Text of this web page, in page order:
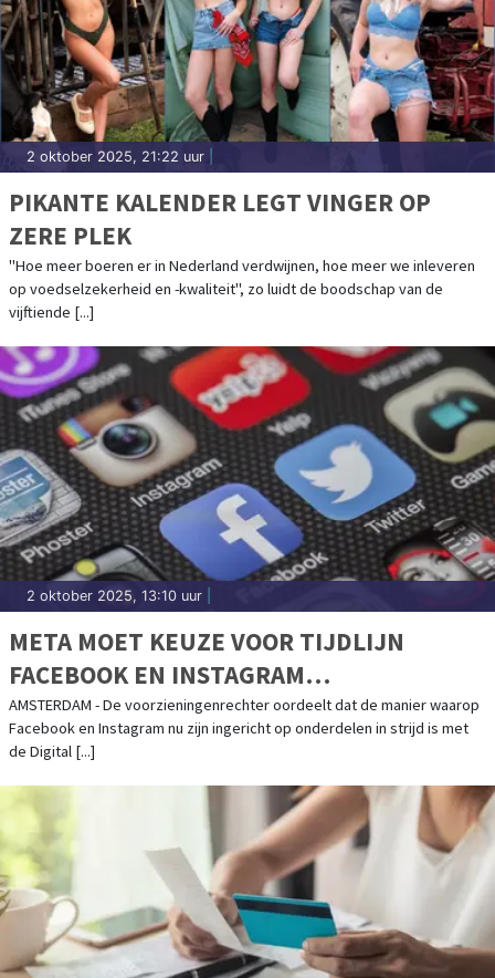
2 oktober 2025, 21:22 uur
PIKANTE KALENDER LEGT VINGER OP
ZERE PLEK
"Hoe meer boeren er in Nederland verdwijnen, hoe meer we inleveren
op voedselzekerheid en -kwaliteit", zo luidt de boodschap van de
vijftiende [...]
2 oktober 2025, 13:10 uur
META MOET KEUZE VOOR TIJDLIJN
FACEBOOK EN INSTAGRAM
VERGEMAKKELIJKEN
AMSTERDAM - De voorzieningenrechter oordeelt dat de manier waarop
Facebook en Instagram nu zijn ingericht op onderdelen in strijd is met
de Digital [...]